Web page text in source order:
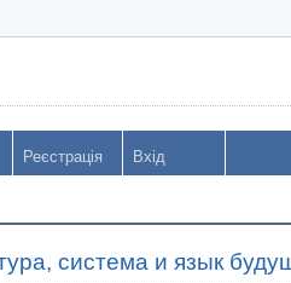
Реєстрація Вхід
система и язык